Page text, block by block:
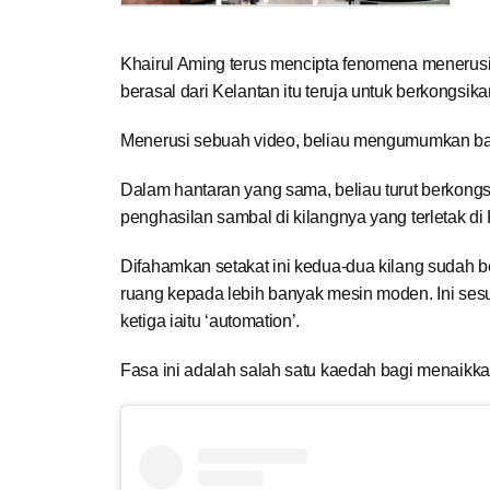
Khairul Aming terus mencipta fenomena
berasal dari Kelantan itu teruja untuk
Menerusi sebuah video, beliau mengumumkan
Dalam hantaran yang sama, beliau turut
penghasilan sambal di kilangnya yang terletak di
Difahamkan setakat ini kedua-dua kilang sudah
ruang kepada lebih banyak mesin moden. Ini
ketiga iaitu ‘automation’.
Fasa ini adalah salah satu kaedah bagi